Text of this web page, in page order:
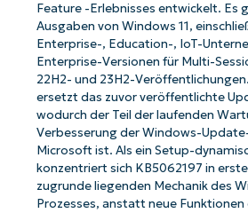
Feature -Erlebnisses entwickelt. Es
Ausgaben von Windows 11,
Enterprise-, Education-, IoT-
Enterprise-Versionen für Multi-
22H2- und 23H2-
ersetzt das zuvor veröffentlichte
wodurch der Teil der laufenden
Verbesserung der Windows-
Microsoft ist. Als ein Setup-
konzentriert sich KB5062197 in
zugrunde liegenden Mechanik des
Prozesses, anstatt neue